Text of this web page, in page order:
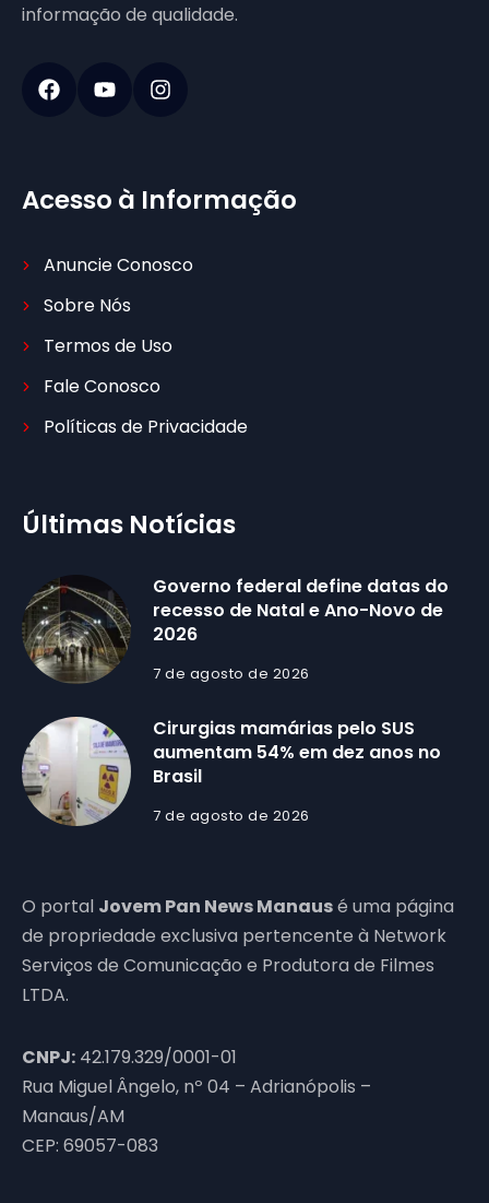
informação de qualidade.
Acesso à Informação
Anuncie Conosco
Sobre Nós
Termos de Uso
Fale Conosco
Políticas de Privacidade
Últimas Notícias
Governo federal define datas do
recesso de Natal e Ano-Novo de
2026
7 de agosto de 2026
Cirurgias mamárias pelo SUS
aumentam 54% em dez anos no
Brasil
7 de agosto de 2026
O portal Jovem Pan News Manausé uma página
de propriedade exclusiva pertencente à Network
Serviços de Comunicação e Produtora de Filmes
LTDA.
CNPJ: 42.179.329/0001-01
Rua Miguel Ângelo, nº 04 – Adrianópolis –
Manaus/AM
CEP: 69057-083